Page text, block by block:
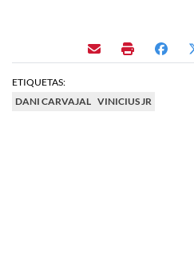
ETIQUETAS:
DANI CARVAJAL VINICIUS JR